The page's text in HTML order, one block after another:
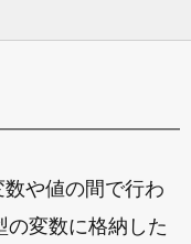
や値の間で行わ
の変数に格納した